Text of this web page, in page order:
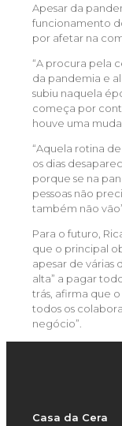
Apesar da
funcionamento
por afetar na
“A procura pela
da pandemia e
subiu naquela
começa por
houve uma
“Aquela rotina
os dias
porque se na
pessoas não
também não
Para o futuro,
que o principal
apesar de várias
alta” a pagar
trás, afirma que o
todos os
negócio”.
Casa da Cera